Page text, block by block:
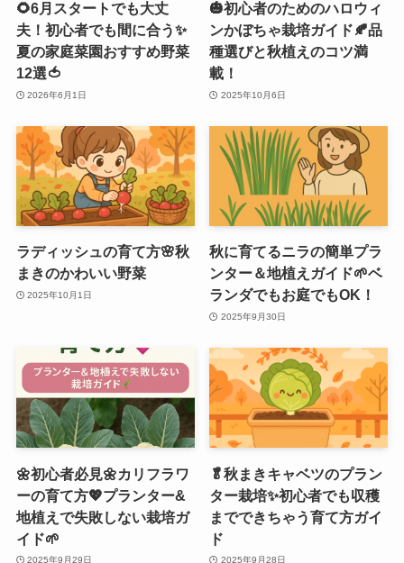
🌻6月スタートでも大丈
夫！初心者でも間に合う✨
夏の家庭菜園おすすめ野菜
12選🍅
2026年6月1日
🎃初心者のためのハロウィ
ンかぼちゃ栽培ガイド🍂品
種選びと秋植えのコツ満
載！
2025年10月6日
ラディッシュの育て方🌸秋
まきのかわいい野菜
2025年10月1日
秋に育てるニラの簡単プラ
ンター＆地植えガイド🌱ベ
ランダでもお庭でもOK！
2025年9月30日
🌼初心者必見🌼カリフラワ
ーの育て方💖プランター&
地植えで失敗しない栽培ガ
イド🌱
2025年9月29日
🥬秋まきキャベツのプラン
ター栽培✨初心者でも収穫
までできちゃう育て方ガイ
ド
2025年9月28日